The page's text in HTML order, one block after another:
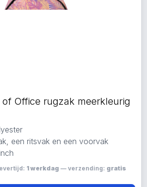
of Office rugzak meerkleurig
een ritsvak en een voorvak
1 werkdag — verzending: gratis